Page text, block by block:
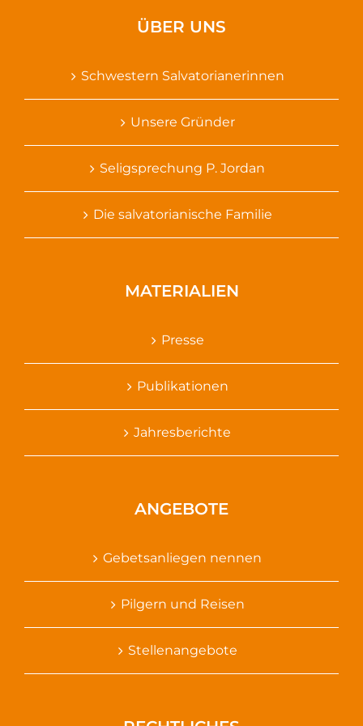
ÜBER UNS
Schwestern Salvatorianerinnen
Unsere Gründer
Seligsprechung P. Jordan
Die salvatorianische Familie
MATERIALIEN
Presse
Publikationen
Jahresberichte
ANGEBOTE
Gebetsanliegen nennen
Pilgern und Reisen
Stellenangebote